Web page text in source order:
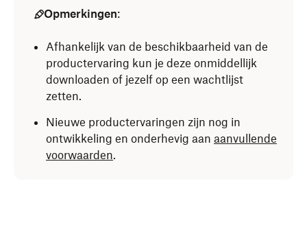
Opmerkingen:
Afhankelijk van de beschikbaarheid van de
productervaring kun je deze onmiddellijk
downloaden of jezelf op een wachtlijst
zetten.
Nieuwe productervaringen zijn nog in
ontwikkeling en onderhevig aan aanvullende
voorwaarden.